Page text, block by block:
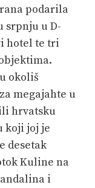
podarila
srpnju u D-
hotel te tri
okoliš
megajahte u
hrvatsku
koji joj je
desetak
Kuline na
i